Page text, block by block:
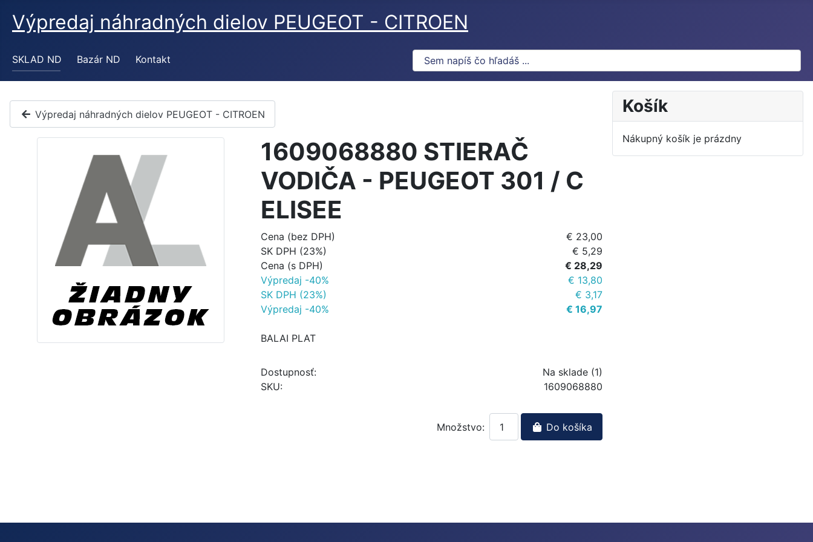
Výpredaj náhradných dielov PEUGEOT - CITROEN
SKLAD ND Bazár ND Kontakt
Výpredaj náhradných dielov PEUGEOT - CITROEN
1609068880 STIERAČ
VODIČA - PEUGEOT 301 / C
ELISEE
Cena (bez DPH)
€ 23,00
SK DPH (23%)
€ 5,29
Cena (s DPH)
€ 28,29
Výpredaj -40%
€ 13,80
SK DPH (23%)
€ 3,17
Výpredaj -40%
€ 16,97
BALAI PLAT
Dostupnosť:
Na sklade (1)
SKU:
1609068880
Množstvo: Do košíka
Košík
Nákupný košík je prázdny